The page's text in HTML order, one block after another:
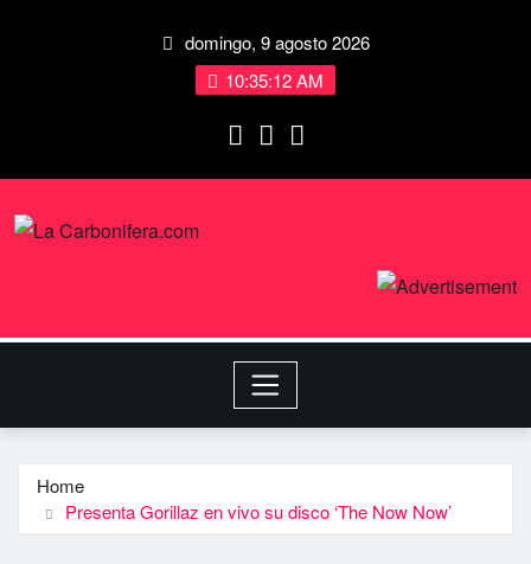
domingo, 9 agosto 2026
10:35:13 AM
Home
Presenta Gorillaz en vivo su disco ‘The Now Now’